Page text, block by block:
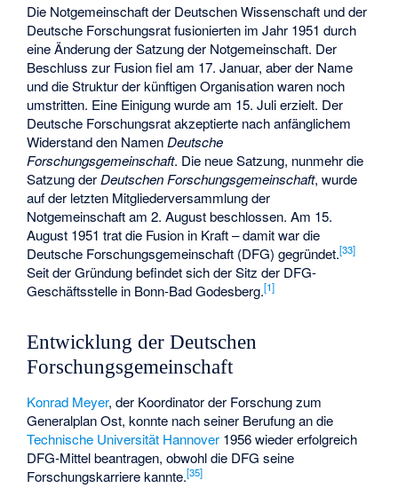
Die Notgemeinschaft der Deutschen Wissenschaft und der
Deutsche Forschungsrat fusionierten im Jahr 1951 durch
eine Änderung der Satzung der Notgemeinschaft. Der
Beschluss zur Fusion fiel am 17. Januar, aber der Name
und die Struktur der künftigen Organisation waren noch
umstritten. Eine Einigung wurde am 15. Juli erzielt. Der
Deutsche Forschungsrat akzeptierte nach anfänglichem
Widerstand den NamenDeutsche
Forschungsgemeinschaft. Die neue Satzung, nunmehr die
Satzung derDeutschen Forschungsgemeinschaft, wurde
auf der letzten Mitgliederversammlung der
Notgemeinschaft am 2. August beschlossen. Am 15.
August 1951 trat die Fusion in Kraft – damit war die
Deutsche Forschungsgemeinschaft (DFG) gegründet.[33]
Seit der Gründung befindet sich der Sitz der DFG-
Geschäftsstelle in Bonn-Bad Godesberg.[1]
Entwicklung der Deutschen
Forschungsgemeinschaft
Konrad Meyer, der Koordinator der Forschung zum
Generalplan Ost, konnte nach seiner Berufung an die
Technische Universität Hannover 1956 wieder erfolgreich
DFG-Mittel beantragen, obwohl die DFG seine
Forschungskarriere kannte.[35]